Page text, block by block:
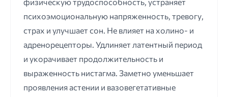
психоэмоциональную напряженность, тревогу,
страх и улучшает сон. Не влияет на холино- и
адренорецепторы. Удлиняет латентный период
и укорачивает продолжительность и
выраженность нистагма. Заметно уменьшает
проявления астении и вазовегетативные